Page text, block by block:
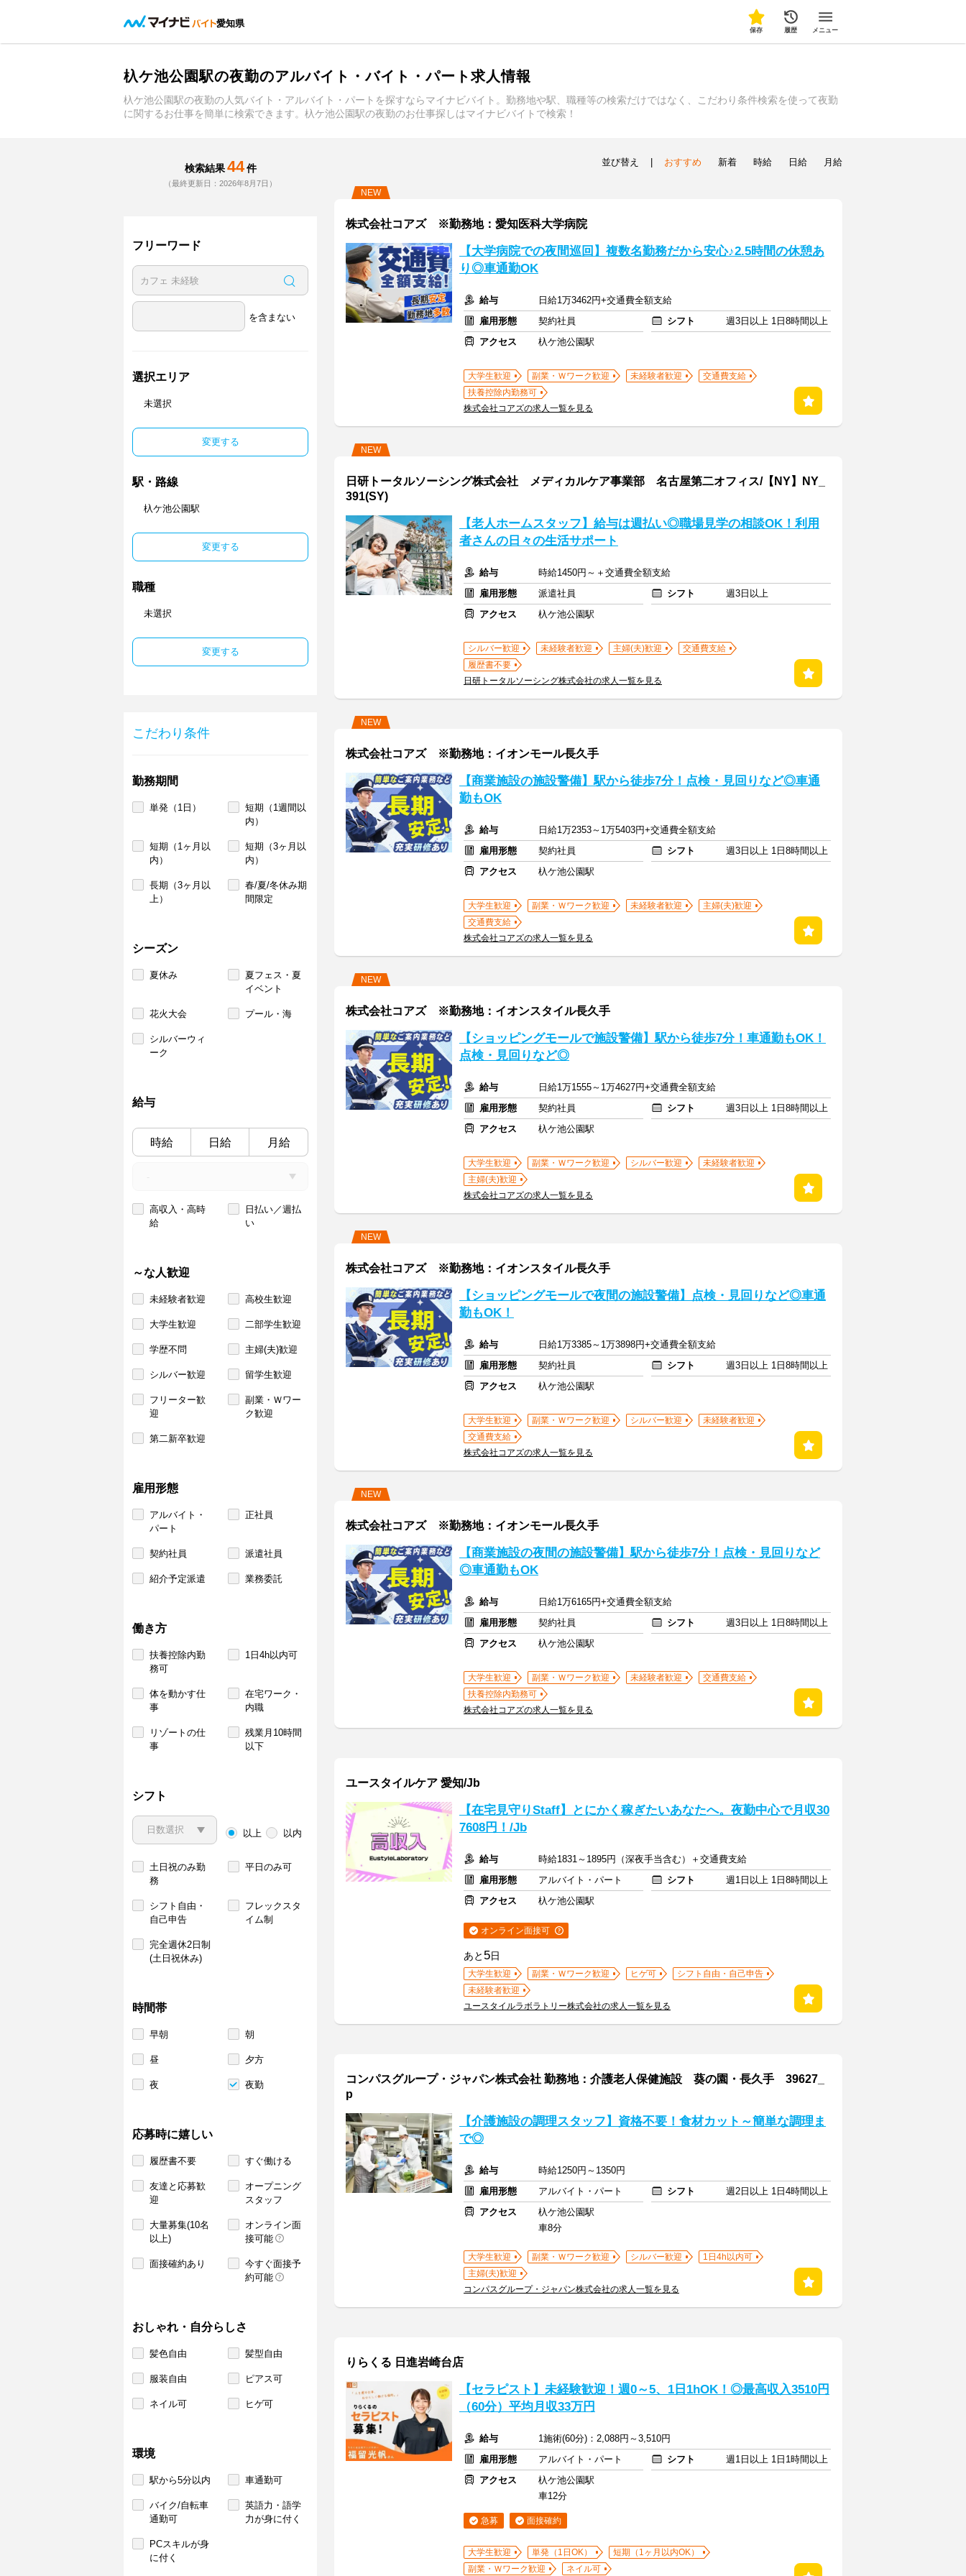
愛知県
保存 履歴 メニュー
杁ケ池公園駅の夜勤のアルバイト・バイト・パート求人情報
杁ケ池公園駅の夜勤の人気バイト・アルバイト・パートを探すならマイナビバイト。勤務地や駅、職種等の検索だけではなく、こだわり条件検索を使って夜勤
に関するお仕事を簡単に検索できます。杁ケ池公園駅の夜勤のお仕事探しはマイナビバイトで検索！
検索結果 44 件
（最終更新日：2026年8月7日）
フリーワード
を含まない
選択エリア
未選択
変更する
駅・路線
杁ケ池公園駅
変更する
職種
未選択
変更する
こだわり条件
勤務期間
単発（1日）
短期（1週間以
内）
短期（1ヶ月以
内）
短期（3ヶ月以
内）
長期（3ヶ月以
上）
春/夏/冬休み期
間限定
シーズン
夏休み
夏フェス・夏
イベント
花火大会 プール・海
シルバーウィ
ーク
給与
時給 日給 月給
高収入・高時
給
日払い／週払
い
～な人歓迎
未経験者歓迎 高校生歓迎
大学生歓迎 二部学生歓迎
学歴不問 主婦(夫)歓迎
シルバー歓迎 留学生歓迎
フリーター歓
迎
副業・Ｗワー
ク歓迎
第二新卒歓迎
雇用形態
アルバイト・
パート
正社員
契約社員 派遣社員
紹介予定派遣 業務委託
働き方
扶養控除内勤
務可
1日4h以内可
体を動かす仕
事
在宅ワーク・
内職
リゾートの仕
事
残業月10時間
以下
シフト
以上 以内
土日祝のみ勤
務
平日のみ可
シフト自由・
自己申告
フレックスタ
イム制
完全週休2日制
(土日祝休み)
時間帯
早朝 朝
昼 夕方
夜 夜勤
応募時に嬉しい
履歴書不要 すぐ働ける
友達と応募歓
迎
オープニング
スタッフ
大量募集(10名
以上)
オンライン面
接可能
面接確約あり
今すぐ面接予
約可能
おしゃれ・自分らしさ
髪色自由 髪型自由
服装自由 ピアス可
ネイル可 ヒゲ可
環境
駅から5分以内 車通勤可
バイク/自転車
通勤可
英語力・語学
力が身に付く
PCスキルが身
に付く
並び替え おすすめ 新着 時給 日給 月給
NEW
株式会社コアズ ※勤務地：愛知医科大学病院
【大学病院での夜間巡回】複数名勤務だから安心♪2.5時間の休憩あ
り◎車通勤OK
給与
日給1万3462円+交通費全額支給
雇用形態
契約社員 シフト
週3日以上 1日8時間以上
アクセス
杁ケ池公園駅
大学生歓迎 副業・Ｗワーク歓迎 未経験者歓迎
交通費支給
扶養控除内勤務可
株式会社コアズの求人一覧を見る
NEW
日研トータルソーシング株式会社 メディカルケア事業部 名古屋第二オフィス/【NY】NY_
391(SY)
【老人ホームスタッフ】給与は週払い◎職場見学の相談OK！利用
者さんの日々の生活サポート
給与
時給1450円～＋交通費全額支給
雇用形態
派遣社員 シフト
週3日以上
アクセス
杁ケ池公園駅
シルバー歓迎 未経験者歓迎 主婦(夫)歓迎
交通費支給
履歴書不要
日研トータルソーシング株式会社の求人一覧を見る
NEW
株式会社コアズ ※勤務地：イオンモール長久手
【商業施設の施設警備】駅から徒歩7分！点検・見回りなど◎車通
勤もOK
給与
日給1万2353～1万5403円+交通費全額支給
雇用形態
契約社員 シフト
週3日以上 1日8時間以上
アクセス
杁ケ池公園駅
大学生歓迎 副業・Ｗワーク歓迎 未経験者歓迎
主婦(夫)歓迎
交通費支給
株式会社コアズの求人一覧を見る
NEW
株式会社コアズ ※勤務地：イオンスタイル長久手
【ショッピングモールで施設警備】駅から徒歩7分！車通勤もOK！
点検・見回りなど◎
給与
日給1万1555～1万4627円+交通費全額支給
雇用形態
契約社員 シフト
週3日以上 1日8時間以上
アクセス
杁ケ池公園駅
大学生歓迎 副業・Ｗワーク歓迎 シルバー歓迎
未経験者歓迎
主婦(夫)歓迎
株式会社コアズの求人一覧を見る
NEW
株式会社コアズ ※勤務地：イオンスタイル長久手
【ショッピングモールで夜間の施設警備】点検・見回りなど◎車通
勤もOK！
給与
日給1万3385～1万3898円+交通費全額支給
雇用形態
契約社員 シフト
週3日以上 1日8時間以上
アクセス
杁ケ池公園駅
大学生歓迎 副業・Ｗワーク歓迎 シルバー歓迎
未経験者歓迎
交通費支給
株式会社コアズの求人一覧を見る
NEW
株式会社コアズ ※勤務地：イオンモール長久手
【商業施設の夜間の施設警備】駅から徒歩7分！点検・見回りなど
◎車通勤もOK
給与
日給1万6165円+交通費全額支給
雇用形態
契約社員 シフト
週3日以上 1日8時間以上
アクセス
杁ケ池公園駅
大学生歓迎 副業・Ｗワーク歓迎 未経験者歓迎
交通費支給
扶養控除内勤務可
株式会社コアズの求人一覧を見る
ユースタイルケア 愛知/Jb
【在宅見守りStaff】とにかく稼ぎたいあなたへ。夜勤中心で月収30
7608円！/Jb
給与
時給1831～1895円（深夜手当含む）＋交通費支給
雇用形態
アルバイト・パート シフト
週1日以上 1日8時間以上
アクセス
杁ケ池公園駅
オンライン面接可
あと 5日
大学生歓迎 副業・Ｗワーク歓迎 ヒゲ可
シフト自由・自己申告
未経験者歓迎
ユースタイルラボラトリー株式会社の求人一覧を見る
コンパスグループ・ジャパン株式会社 勤務地：介護老人保健施設 葵の園・長久手 39627_
p
【介護施設の調理スタッフ】資格不要！食材カット～簡単な調理ま
で◎
給与
時給1250円～1350円
雇用形態
アルバイト・パート シフト
週2日以上 1日4時間以上
アクセス
杁ケ池公園駅
車8分
大学生歓迎 副業・Ｗワーク歓迎 シルバー歓迎
1日4h以内可
主婦(夫)歓迎
コンパスグループ・ジャパン株式会社の求人一覧を見る
りらくる 日進岩崎台店
【セラピスト】未経験歓迎！週0～5、1日1hOK！◎最高収入3510円
（60分）平均月収33万円
給与
1施術(60分)：2,088円～3,510円
雇用形態
アルバイト・パート シフト
週1日以上 1日1時間以上
アクセス
杁ケ池公園駅
車12分
急募 面接確約
大学生歓迎 単発（1日OK）
短期（1ヶ月以内OK）
副業・Ｗワーク歓迎
ネイル可